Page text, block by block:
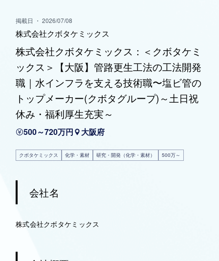
掲載日 ・ 2026/07/08
株式会社クボタケミックス
株式会社クボタケミックス：＜クボタケミ
ックス＞【大阪】管路更生工法の工法開発
職｜水インフラを支える技術職〜塩ビ管の
トップメーカー(クボタグループ)～土日祝
休み・福利厚生充実～
500～720万円 大阪府
クボタケミックス 化学・素材 研究・開発（化学・素材） 500万～
会社名
株式会社クボタケミックス